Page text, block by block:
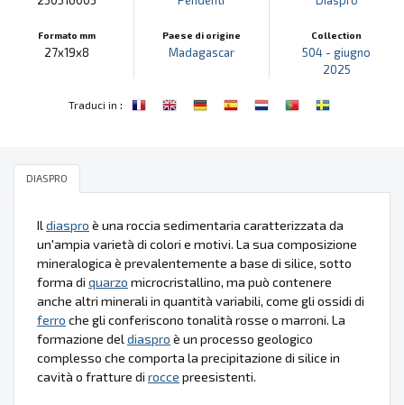
Formato mm
27x19x8
Paese di origine
Madagascar
Collection
504 - giugno
2025
Traduci in :
DIASPRO
Il diaspro è una roccia sedimentaria caratterizzata da
un'ampia varietà di colori e motivi. La sua composizione
mineralogica è prevalentemente a base di silice, sotto
forma di quarzo microcristallino, ma può contenere
anche altri minerali in quantità variabili, come gli ossidi di
ferro che gli conferiscono tonalità rosse o marroni. La
formazione del diaspro è un processo geologico
complesso che comporta la precipitazione di silice in
cavità o fratture di rocce preesistenti.